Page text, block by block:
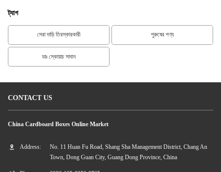
ট্যাগ
সেরা দাড়ি তিরস্কারকারী পুরুষের পণ্য
ডাঃ স্কোয়াচ সাবান
CONTACT US
China Cardboard Boxes Online Market
Address:
No. 11 Huan Fu Road, Shang Sha Management District, Chang An
Town, Dong Guan City, Guang Dong Province, China